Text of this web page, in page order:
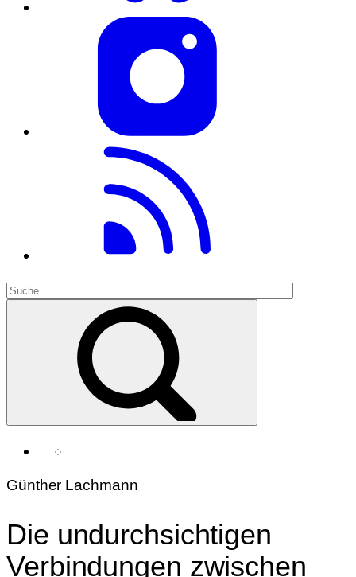
Günther Lachmann
Die undurchsichtigen
Verbindungen zwischen